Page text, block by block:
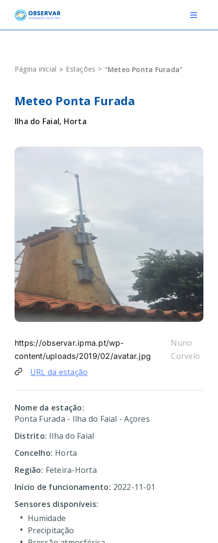
content
Toggle
EVENTOS
DEFINIÇÕES
F.A.Q.
Novo relato
Página inicial Estações "Meteo Ponta Furada"
Meteo Ponta Furada
Ilha do Faial, Horta
https://observar.ipma.pt/wp-
content/uploads/2019/02/avatar.jpg
Nuno
Corvelo
URL da estação
Nome da estação:
Ponta Furada - Ilha do Faial - Açores
Distrito: Ilha do Faial
Concelho: Horta
Região: Feteira-Horta
Início de funcionamento: 2022-11-01
Sensores disponíveis:
Humidade
Precipitação